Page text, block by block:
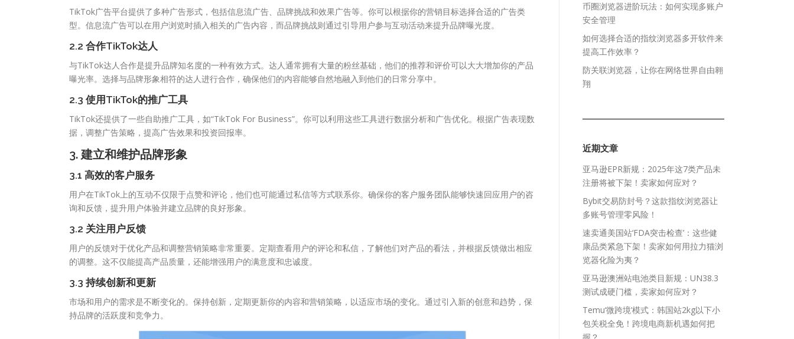
TikTok广告平台提供了多种广告形式，包括信息流广告、品牌挑战和效果广告等。你可以根据你的营销目标选择合适的广告类
型。信息流广告可以在用户浏览时插入相关的广告内容，而品牌挑战则通过引导用户参与互动活动来提升品牌曝光度。
2.2 合作TikTok达人
与TikTok达人合作是提升品牌知名度的一种有效方式。达人通常拥有大量的粉丝基础，他们的推荐和评价可以大大增加你的产品
曝光率。选择与品牌形象相符的达人进行合作，确保他们的内容能够自然地融入到他们的日常分享中。
2.3 使用TikTok的推广工具
TikTok还提供了一些自助推广工具，如“TikTok For Business”。你可以利用这些工具进行数据分析和广告优化。根据广告表现数
据，调整广告策略，提高广告效果和投资回报率。
3. 建立和维护品牌形象
3.1 高效的客户服务
用户在TikTok上的互动不仅限于点赞和评论，他们也可能通过私信等方式联系你。确保你的客户服务团队能够快速回应用户的咨
询和反馈，提升用户体验并建立品牌的良好形象。
3.2 关注用户反馈
用户的反馈对于优化产品和调整营销策略非常重要。定期查看用户的评论和私信，了解他们对产品的看法，并根据反馈做出相应
的调整。这不仅能提高产品质量，还能增强用户的满意度和忠诚度。
3.3 持续创新和更新
市场和用户的需求是不断变化的。保持创新，定期更新你的内容和营销策略，以适应市场的变化。通过引入新的创意和趋势，保
持品牌的活跃度和竞争力。
币圈浏览器进阶玩法：如何实现多账户
安全管理
如何选择合适的指纹浏览器多开软件来
提高工作效率？
防关联浏览器，让你在网络世界自由翱
翔
近期文章
亚马逊EPR新规：2025年这7类产品未
注册将被下架！卖家如何应对？
Bybit交易防封号？这款指纹浏览器让
多账号管理零风险！
速卖通美国站‘FDA突击检查’：这些健
康品类紧急下架！卖家如何用拉力猫浏
览器化险为夷？
亚马逊澳洲站电池类目新规：UN38.3
测试成硬门槛，卖家如何应对？
Temu‘微跨境’模式：韩国站2kg以下小
包关税全免！跨境电商新机遇如何把